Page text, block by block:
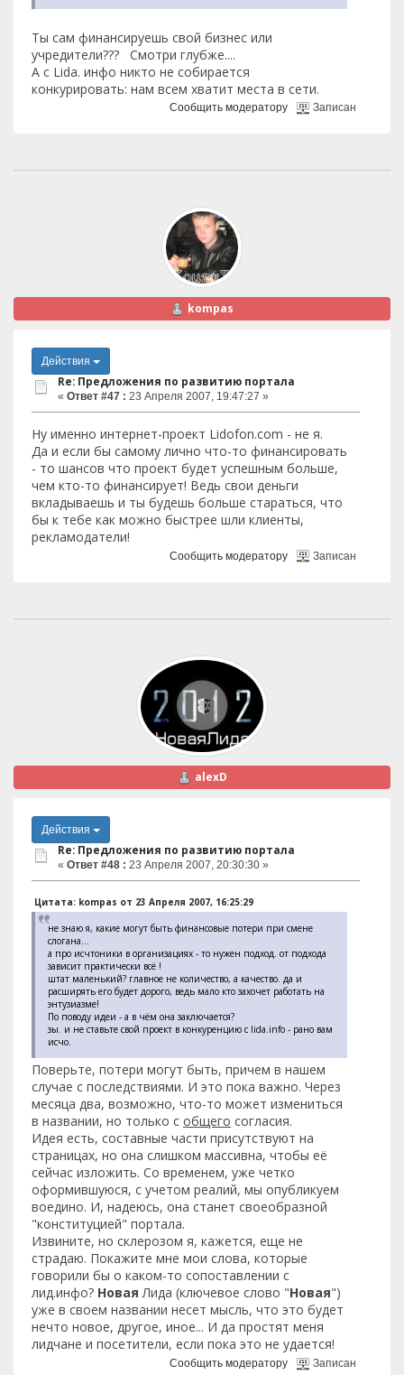
Ты сам финансируешь свой бизнес или
учредители??? Смотри глубже....
А с Lida. инфо никто не собирается
конкурировать: нам всем хватит места в сети.
Сообщить модератору Записан
kompas
Действия
Re: Предложения по развитию портала
« Ответ #47 : 23 Апреля 2007, 19:47:27 »
Ну именно интернет-проект Lidofon.com - не я.
Да и если бы самому лично что-то финансировать
- то шансов что проект будет успешным больше,
чем кто-то финансирует! Ведь свои деньги
вкладываешь и ты будешь больше стараться, что
бы к тебе как можно быстрее шли клиенты,
рекламодатели!
Сообщить модератору Записан
alexD
Действия
Re: Предложения по развитию портала
« Ответ #48 : 23 Апреля 2007, 20:30:30 »
Цитата: kompas от 23 Апреля 2007, 16:25:29
не знаю я, какие могут быть финансовые потери при смене
слогана...
а про исчтоники в организациях - то нужен подход. от подхода
зависит практически всё !
штат маленький? главное не количество, а качество. да и
расширять его будет дорого, ведь мало кто захочет работать на
энтузиазме!
По поводу идеи - а в чём она заключается?
зы. и не ставьте свой проект в конкуренцию с lida.info - рано вам
исчо.
Поверьте, потери могут быть, причем в нашем
случае с последствиями. И это пока важно. Через
месяца два, возможно, что-то может измениться
в названии, но только с общего согласия.
Идея есть, составные части присутствуют на
страницах, но она слишком массивна, чтобы её
сейчас изложить. Со временем, уже четко
оформившуюся, с учетом реалий, мы опубликуем
воедино. И, надеюсь, она станет своеобразной
"конституцией" портала.
Извините, но склерозом я, кажется, еще не
страдаю. Покажите мне мои слова, которые
говорили бы о каком-то сопоставлении с
лид.инфо? Новая Лида (ключевое слово "Новая")
уже в своем названии несет мысль, что это будет
нечто новое, другое, иное... И да простят меня
лидчане и посетители, если пока это не удается!
Сообщить модератору Записан